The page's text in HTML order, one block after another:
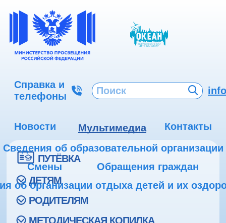
Справка и
телефоны
Новости Мультимедиа
Контакты
Сведения об образовательной организации
Смены
Обращения граждан
об организации отдыха детей и их
ПУТЁВКА
ДЕТЯМ
РОДИТЕЛЯМ
МЕТОДИЧЕСКАЯ КОПИЛКА